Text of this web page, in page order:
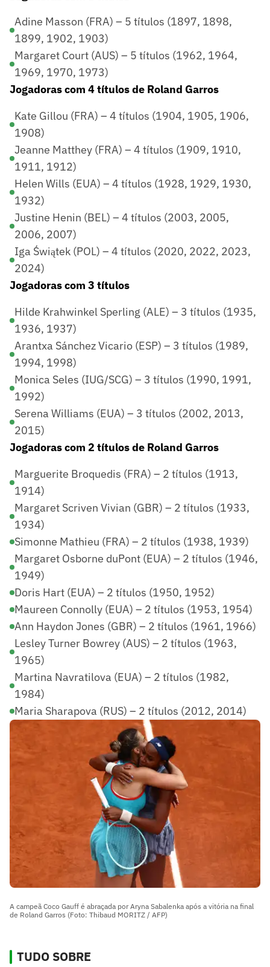
Adine Masson (FRA) – 5 títulos (1897, 1898,
1899, 1902, 1903)
Margaret Court (AUS) – 5 títulos (1962, 1964,
1969, 1970, 1973)
Jogadoras com 4 títulos de Roland Garros
Kate Gillou (FRA) – 4 títulos (1904, 1905, 1906,
1908)
Jeanne Matthey (FRA) – 4 títulos (1909, 1910,
1911, 1912)
Helen Wills (EUA) – 4 títulos (1928, 1929, 1930,
1932)
Justine Henin (BEL) – 4 títulos (2003, 2005,
2006, 2007)
Iga Świątek (POL) – 4 títulos (2020, 2022, 2023,
2024)
Jogadoras com 3 títulos
Hilde Krahwinkel Sperling (ALE) – 3 títulos (1935,
1936, 1937)
Arantxa Sánchez Vicario (ESP) – 3 títulos (1989,
1994, 1998)
Monica Seles (IUG/SCG) – 3 títulos (1990, 1991,
1992)
Serena Williams (EUA) – 3 títulos (2002, 2013,
2015)
Jogadoras com 2 títulos de Roland Garros
Marguerite Broquedis (FRA) – 2 títulos (1913,
1914)
Margaret Scriven Vivian (GBR) – 2 títulos (1933,
1934)
Simonne Mathieu (FRA) – 2 títulos (1938, 1939)
Margaret Osborne duPont (EUA) – 2 títulos (1946,
1949)
Doris Hart (EUA) – 2 títulos (1950, 1952)
Maureen Connolly (EUA) – 2 títulos (1953, 1954)
Ann Haydon Jones (GBR) – 2 títulos (1961, 1966)
Lesley Turner Bowrey (AUS) – 2 títulos (1963,
1965)
Martina Navratilova (EUA) – 2 títulos (1982,
1984)
Maria Sharapova (RUS) – 2 títulos (2012, 2014)
A campeã Coco Gauff é abraçada por Aryna Sabalenka após a vitória na final
de Roland Garros (Foto: Thibaud MORITZ / AFP)
TUDO SOBRE